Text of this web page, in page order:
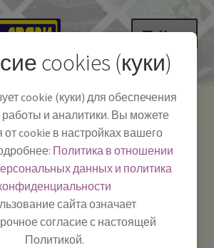
Меню
-
Телефон:+7-
391-249-1040
Тел.|WA|Telegram:
+79029904090
cookies (куки)
cookie (куки) для обеспечения
работы и аналитики. Вы можете
от cookie в настройках вашего
Политика в отношении
данных и политика
сайта означает
согласие с настоящей
Политикой.